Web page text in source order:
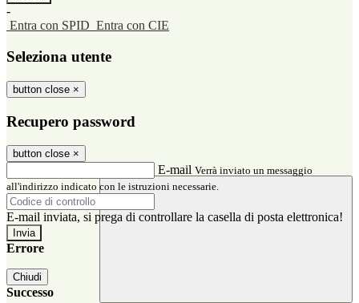
-
Entra con SPID Entra con CIE
Seleziona utente
button close ×
Recupero password
button close ×
E-mail Verrà inviato un messaggio
all'indirizzo indicato con le istruzioni necessarie.
E-mail inviata, si prega di controllare la casella di posta elettronica!
Errore
Chiudi
Successo